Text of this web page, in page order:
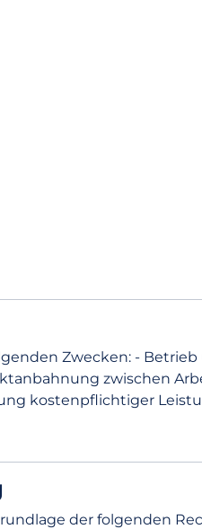
Zwecken: -
zwischen
kostenpflichtiger
der folgenden